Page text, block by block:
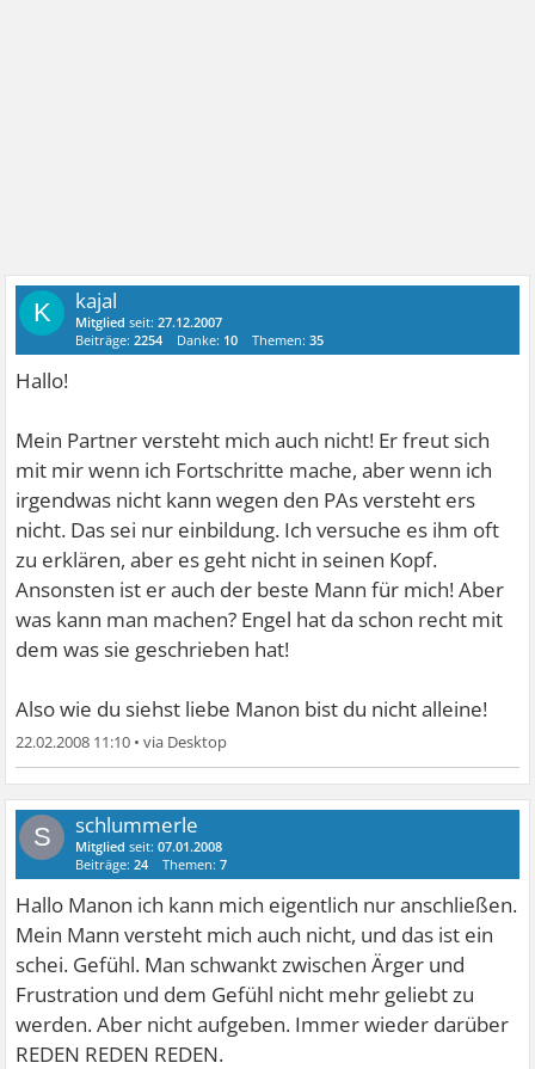
K kajal
Mitglied seit:27.12.2007
Beiträge:2254 Danke: 10 Themen:35
Hallo!
Mein Partner versteht mich auch nicht! Er freut sich
mit mir wenn ich Fortschritte mache, aber wenn ich
irgendwas nicht kann wegen den PAs versteht ers
nicht. Das sei nur einbildung. Ich versuche es ihm oft
zu erklären, aber es geht nicht in seinen Kopf.
Ansonsten ist er auch der beste Mann für mich! Aber
was kann man machen? Engel hat da schon recht mit
dem was sie geschrieben hat!
Also wie du siehst liebe Manon bist du nicht alleine!
22.02.2008 11:10 •
S schlummerle
Mitglied seit:07.01.2008
Beiträge:24 Themen:7
Hallo Manon ich kann mich eigentlich nur anschließen.
Mein Mann versteht mich auch nicht, und das ist ein
schei. Gefühl. Man schwankt zwischen Ärger und
Frustration und dem Gefühl nicht mehr geliebt zu
werden. Aber nicht aufgeben. Immer wieder darüber
REDEN REDEN REDEN.